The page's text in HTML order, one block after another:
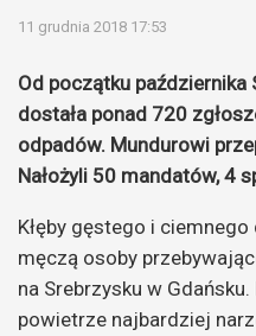
11 grudnia 2018 17:53
Od początku października
dostała ponad 720
odpadów. Mundurowi
Nałożyli 50 mandatów, 4
Kłęby gęstego i
męczą osoby
na Srebrzysku w
powietrze najbardziej